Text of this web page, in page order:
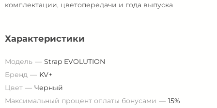
комплектации, цветопередачи и года выпуска
Характеристики
Модель
Strap EVOLUTION
Бренд
KV+
Цвет
Черный
Максимальный процент оплаты бонусами
15%